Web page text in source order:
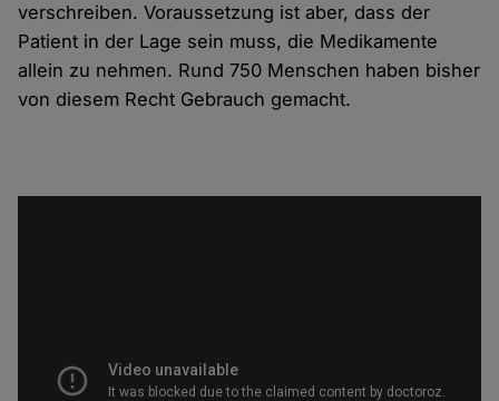
verschreiben. Voraussetzung ist aber, dass der
Patient in der Lage sein muss, die Medikamente
allein zu nehmen. Rund 750 Menschen haben bisher
von diesem Recht Gebrauch gemacht.